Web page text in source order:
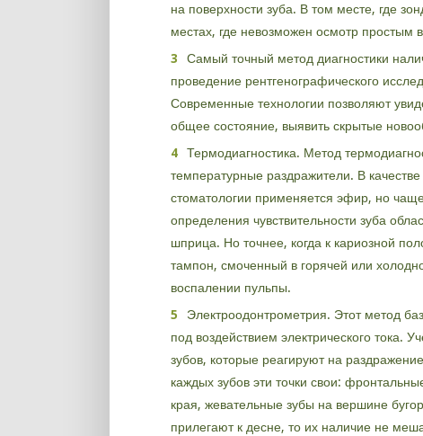
на поверхности зуба. В том месте, где
местах, где невозможен осмотр простым
Самый точный метод диагностики
проведение рентгенографического
Современные технологии позволяют
общее состояние, выявить скрытые
Термодиагностика. Метод
температурные раздражители. В
стоматологии применяется эфир, но
определения чувствительности зуба
шприца. Но точнее, когда к кариозной
тампон, смоченный в горячей или
воспалении пульпы.
Электроодонтрометрия. Этот метод
под воздействием электрического тока.
зубов, которые реагируют на
каждых зубов эти точки свои:
края, жевательные зубы на вершине
прилегают к десне, то их наличие не